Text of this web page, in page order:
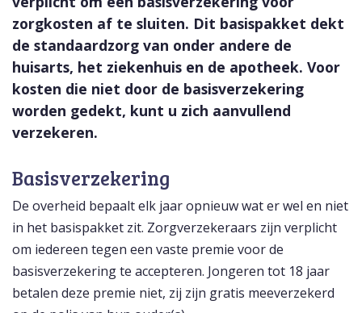
zorgkosten af te sluiten. Dit basispakket dekt
de standaardzorg van onder andere de
huisarts, het ziekenhuis en de apotheek. Voor
kosten die niet door de basisverzekering
worden gedekt, kunt u zich aanvullend
verzekeren.
Basisverzekering
De overheid bepaalt elk jaar opnieuw wat er wel en niet
in het basispakket zit. Zorgverzekeraars zijn verplicht
om iedereen tegen een vaste premie voor de
basisverzekering te accepteren. Jongeren tot 18 jaar
betalen deze premie niet, zij zijn gratis meeverzekerd